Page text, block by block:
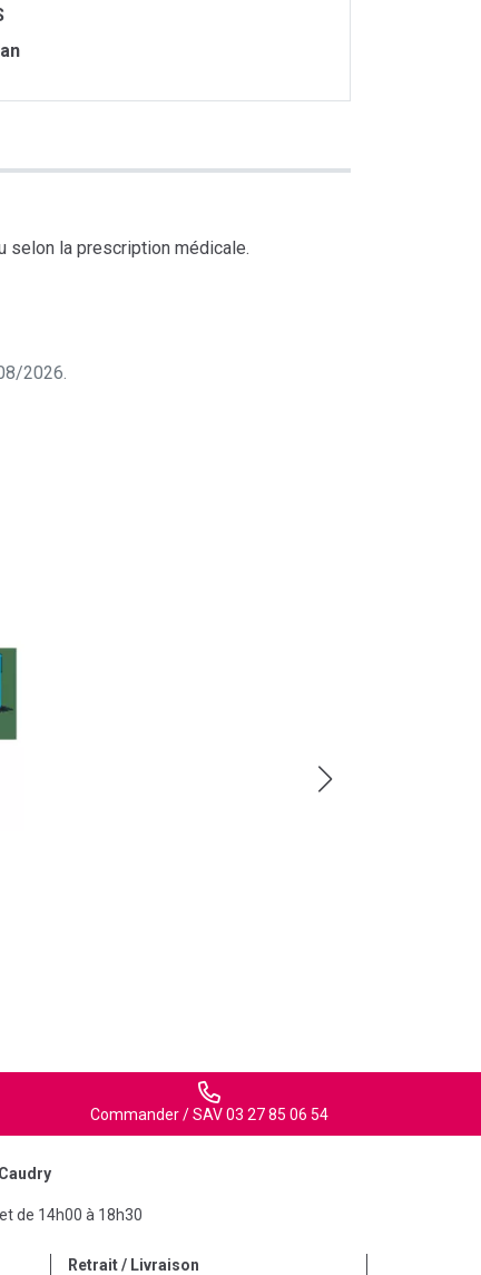
selon la prescription médicale.
2026.
Commander / SAV 03 27 85 06 54
de 14h00 à 18h30
Retrait / Livraison